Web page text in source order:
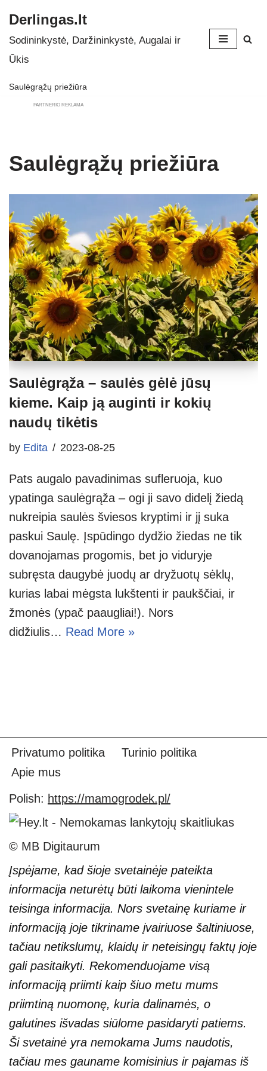
Skip
to
Derlingas.lt
Sodininkystė, Daržininkystė, Augalai ir
Ūkis
Saulėgrąžų priežiūra
PARTNERIO REKLAMA
Saulėgrąžų priežiūra
Saulėgrąža – saulės gėlė jūsų
kieme. Kaip ją auginti ir kokių
naudų tikėtis
by Edita 2023-08-25
Pats augalo pavadinimas sufleruoja, kuo
ypatinga saulėgrąža – ogi ji savo didelį žiedą
nukreipia saulės šviesos kryptimi ir jį suka
paskui Saulę. Įspūdingo dydžio žiedas ne tik
dovanojamas progomis, bet jo viduryje
subręsta daugybė juodų ar dryžuotų sėklų,
kurias labai mėgsta lukštenti ir paukščiai, ir
žmonės (ypač paaugliai!). Nors
didžiulis… Read More »
Privatumo politika
Turinio politika
Apie mus
Polish: https://mamogrodek.pl/
© MB Digitaurum
Įspėjame, kad šioje svetainėje pateikta
informacija neturėtų būti laikoma vienintele
teisinga informacija. Nors svetainę kuriame ir
informaciją joje tikriname įvairiuose šaltiniuose,
tačiau netikslumų, klaidų ir neteisingų faktų joje
gali pasitaikyti. Rekomenduojame visą
informaciją priimti kaip šiuo metu mums
priimtiną nuomonę, kuria dalinamės, o
galutines išvadas siūlome pasidaryti patiems.
Ši svetainė yra nemokama Jums naudotis,
tačiau mes gauname komisinius ir pajamas iš